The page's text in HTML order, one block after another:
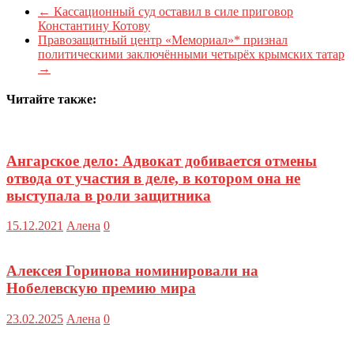
← Кассационный суд оставил в силе приговор
Константину Котову
Правозащитный центр «Мемориал»* признал
политическими заключёнными четырёх крымских татар
→
Читайте также:
Ангарское дело: Адвокат добивается отмены
отвода от участия в деле, в котором она не
выступала в роли защитника
15.12.2021 Алена 0
Алексея Горинова номинировали на
Нобелевскую премию мира
23.02.2025 Алена 0